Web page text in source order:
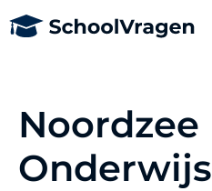
Noordzee